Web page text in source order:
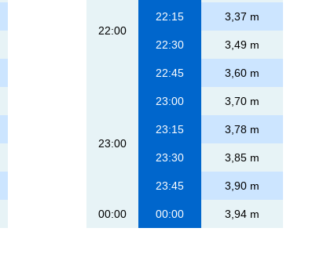
22:00
22:15 3,37 m
22:30 3,49 m
22:45 3,60 m
23:00
23:00 3,70 m
23:15 3,78 m
23:30 3,85 m
23:45 3,90 m
00:00 00:00 3,94 m